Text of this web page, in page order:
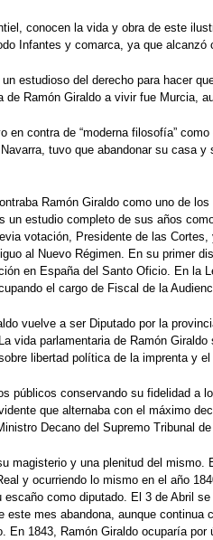
conocen la vida y obra de este
Infantes y comarca, ya que alcanzó
estudioso del derecho para hacer
Ramón Giraldo a vivir fue Murcia,
contra de “moderna filosofía”
tuvo que abandonar su casa
Ramón Giraldo como uno de
estudio completo de sus años
votación, Presidente de las
al Nuevo Régimen. En su primer
en España del Santo Oficio. En la
el cargo de Fiscal de la
vuelve a ser Diputado por la
vida parlamentaria de Ramón
libertad política de la imprenta y
públicos conservando su fidelidad
que alternaba con el máximo
Decano del Supremo Tribunal
y una plenitud del
y ocurriendo lo mismo en el año
como diputado. El 3 de Abril
mes abandona, aunque
1843, Ramón Giraldo ocuparía